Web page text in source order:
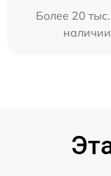
Более 20